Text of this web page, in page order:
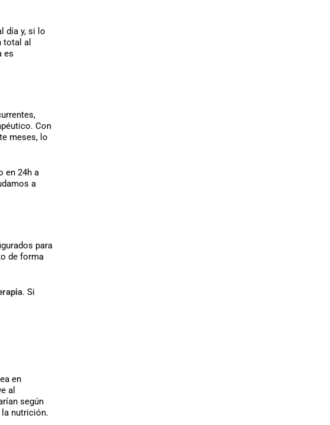
día y, si lo
total al
es
Con
meses, lo
en 24h a
a
para
de forma
. Si
en
al
según
nutrición.